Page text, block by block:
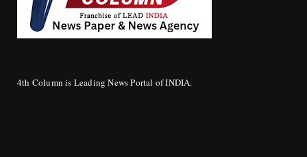
4th Column is Leading News Portal of INDIA.